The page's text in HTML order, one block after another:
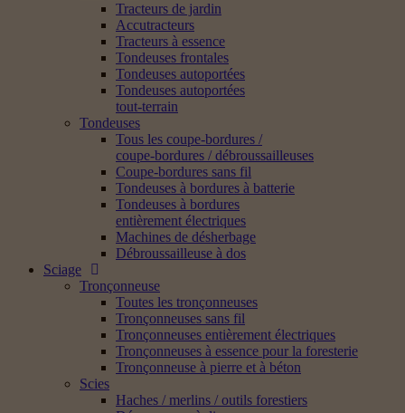
Tracteurs de jardin
Accutracteurs
Tracteurs à essence
Tondeuses frontales
Tondeuses autoportées
Tondeuses autoportées
tout-terrain
Tondeuses
Tous les coupe-bordures /
coupe-bordures / débroussailleuses
Coupe-bordures sans fil
Tondeuses à bordures à batterie
Tondeuses à bordures
entièrement électriques
Machines de désherbage
Débroussailleuse à dos
Sciage
Tronçonneuse
Toutes les tronçonneuses
Tronçonneuses sans fil
Tronçonneuses entièrement électriques
Tronçonneuses à essence pour la foresterie
Tronçonneuse à pierre et à béton
Scies
Haches / merlins / outils forestiers